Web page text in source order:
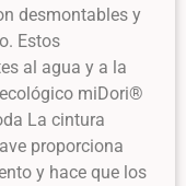
desmontables y
Estos
al agua y a la
miDori®
La cintura
proporciona
y hace que los